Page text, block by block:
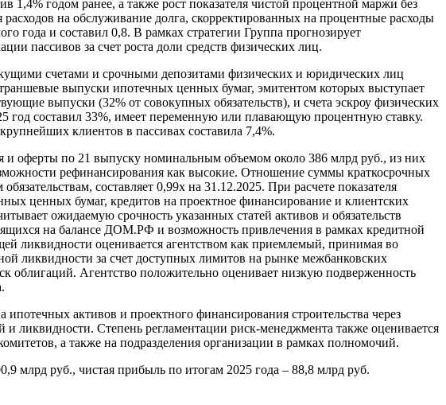
1,4% годом ранее, а также рост показателя чистой процентной маржи без
на обслуживание долга, скорректированных на процентные расходы
года и составил 0,8. В рамках стратегии Группа прогнозирует
пассивов за счет роста доли средств физических лиц.
счетами и срочными депозитами физических и юридических лиц
выпуски ипотечных ценных бумаг, эмитентом которых выступает
выпуски (32% от совокупных обязательств), и счета эскроу физических
год составил 33%, имеет переменную или плавающую процентную ставку.
клиентов в пассивах составила 7,4%.
оферты по 21 выпуску номинальным объемом около 386 млрд руб., из них
рефинансирования как высокие. Отношение суммы краткосрочных
составляет 0,99x на 31.12.2025. При расчете показателя
ценных бумаг, кредитов на проектное финансирование и клиентских
ожидаемую срочность указанных статей активов и обязательств
на балансе ДОМ.РФ и возможность привлечения в рамках кредитной
ликвидности оценивается агентством как приемлемый, принимая во
ликвидности за счет доступных лимитов на рынке межбанковских
облигаций. Агентство положительно оценивает низкую подверженность
активов и проектного финансирования строительства через
ликвидности. Степень регламентации риск-менеджмента также оценивается
а также на подразделения организации в рамках полномочий.
руб., чистая прибыль по итогам 2025 года – 88,8 млрд руб.